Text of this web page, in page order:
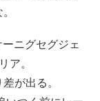
ニグセグジェ
ア。
が出る。